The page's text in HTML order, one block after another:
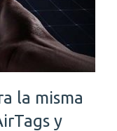
la misma
y